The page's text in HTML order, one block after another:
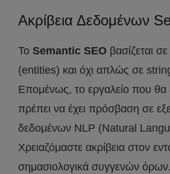
Ακρίβεια Δεδομένων
Το Semantic SEO βασίζεται
(entities) και όχι απλώς σε
Επομένως, το εργαλείο που θα
πρέπει να έχει πρόσβαση σε
δεδομένων NLP (Natural
Χρειαζόμαστε ακρίβεια στον
σημασιολογικά συγγενών όρων.